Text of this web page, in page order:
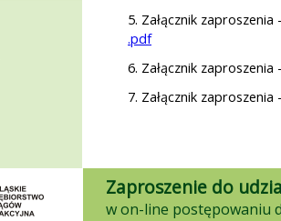
5. Załącznik
.pdf
6. Załącznik
7. Załącznik
Zaproszenie do